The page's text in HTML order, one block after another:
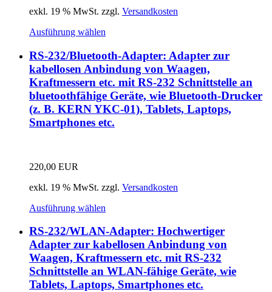
exkl. 19 % MwSt. zzgl. Versandkosten
Ausführung wählen
RS-232/Bluetooth-Adapter: Adapter zur
kabellosen Anbindung von Waagen,
Kraftmessern etc. mit RS-232 Schnittstelle an
bluetoothfähige Geräte, wie Bluetooth-Drucker
(z. B. KERN YKC-01), Tablets, Laptops,
Smartphones etc.
220,00 EUR
exkl. 19 % MwSt. zzgl. Versandkosten
Ausführung wählen
RS-232/WLAN-Adapter: Hochwertiger
Adapter zur kabellosen Anbindung von
Waagen, Kraftmessern etc. mit RS-232
Schnittstelle an WLAN-fähige Geräte, wie
Tablets, Laptops, Smartphones etc.